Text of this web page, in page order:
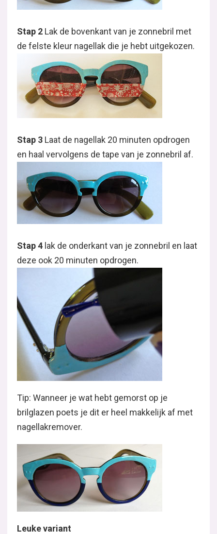
Stap 2 Lak de bovenkant van je zonnebril met
de felste kleur nagellak die je hebt uitgekozen.
Stap 3 Laat de nagellak 20 minuten opdrogen
en haal vervolgens de tape van je zonnebril af.
Stap 4 lak de onderkant van je zonnebril en laat
deze ook 20 minuten opdrogen.
Tip: Wanneer je wat hebt gemorst op je
brilglazen poets je dit er heel makkelijk af met
nagellakremover.
Leuke variant